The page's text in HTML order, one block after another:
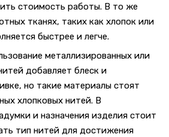
стоимость работы. В то же
тканях, таких как хлопок или
быстрее и легче.
металлизированных или
добавляет блеск и
но такие материалы стоят
хлопковых нитей. В
и назначения изделия стоит
тип нитей для достижения